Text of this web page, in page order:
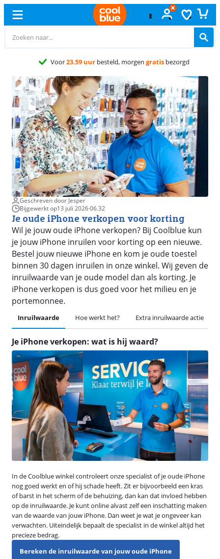
Gratisruilen
Geschreven door Jesper
Bijgewerkt op13 juli 2026·06.32
Je oude iPhone verkopen voor korting
Wil je jouw oude iPhone verkopen? Bij Coolblue kun
je jouw iPhone inruilen voor korting op een nieuwe.
Bestel jouw nieuwe iPhone en kom je oude toestel
binnen 30 dagen inruilen in onze winkel. Wij geven de
inruilwaarde van je oude model dan als korting. Je
iPhone verkopen is dus goed voor het milieu en je
portemonnee.
Inruilwaarde Hoe werkt het? Extra inruilwaarde actie
Je iPhone verkopen: wat is hij waard?
In de Coolblue winkel controleert onze specialist of je oude iPhone
nog goed werkt en of hij schade heeft. Zit er bijvoorbeeld een kras
of barst in het scherm of de behuizing, dan kan dat invloed hebben
op de inruilwaarde. Je kunt online alvast zelf een inschatting maken
van de waarde van jouw iPhone. Dan weet je wat je ongeveer kan
verwachten. Uiteindelijk bepaalt de specialist in de winkel altijd het
precieze bedrag.
Bereken de inruilwaarde van jouw oude iPhone